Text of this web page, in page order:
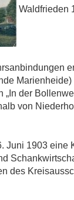
Waldfrieden
Marienheide)
der
von
Juni 1903 eine
des